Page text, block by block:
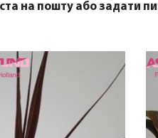
на пошту або задати